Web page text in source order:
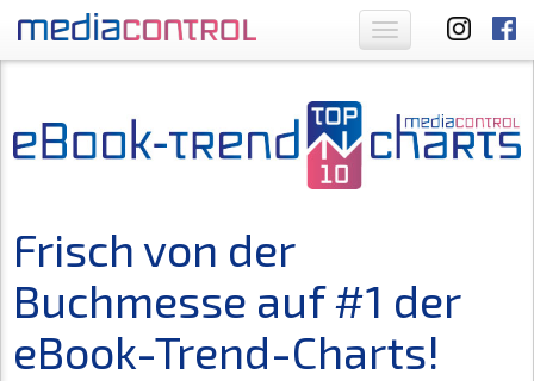
Toggle
navigation
Frisch von der
Buchmesse auf #1 der
eBook-Trend-Charts!